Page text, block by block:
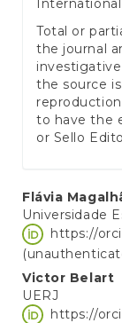
Total or
the journal
the source
to have the
or Sello
Main
Article
Content
Flávia
Universidade
https://
Victor Belart
UERJ
https://